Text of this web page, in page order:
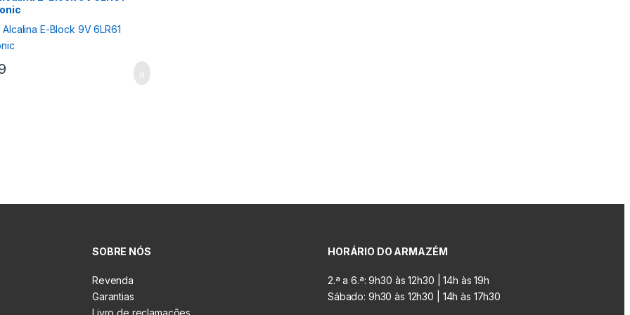
SOBRE NÓS
Revenda
Garantias
Livro de reclamações
HORÁRIO DO ARMAZÉM
2.ª a 6.ª: 9h30 às 12h30 | 14h às 19h
Sábado: 9h30 às 12h30 | 14h às 17h30